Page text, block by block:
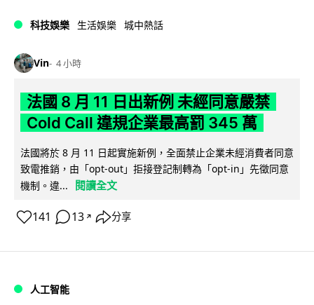
科技娛樂 生活娛樂 城中熱話
Vin 4 小時
法國 8 月 11 日出新例 未經同意嚴禁
Cold Call 違規企業最高罰 345 萬
法國將於 8 月 11 日起實施新例，全面禁止企業未經消費者同意
致電推銷，由「opt-out」拒接登記制轉為「opt-in」先徵同意
機制。違...
閱讀全文
141 13 ↗ 分享
人工智能